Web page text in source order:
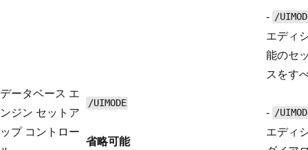
データベース エ
ンジン セットア
ップ コントロー
/UIMODE
省略可能
- /
エディ
能のセ
スをす
- /
エディ